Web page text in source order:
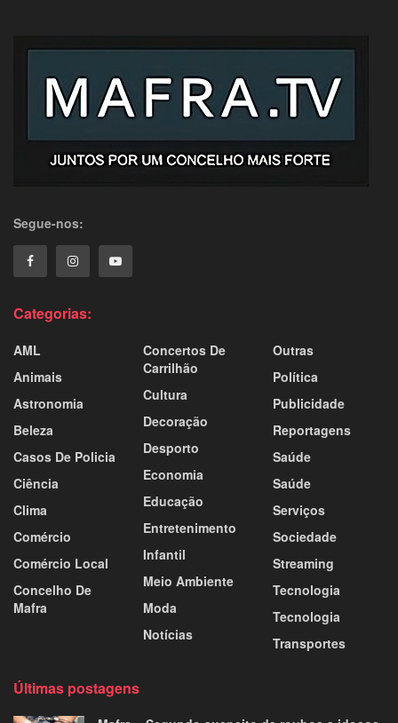
Segue-nos:
Categorias:
AML
Animais
Astronomia
Beleza
Casos De Policia
Ciência
Clima
Comércio
Comércio Local
Concelho De
Mafra
Concertos De
Carrilhão
Cultura
Decoração
Desporto
Economia
Educação
Entretenimento
Infantil
Meio Ambiente
Moda
Notícias
Outras
Política
Publicidade
Reportagens
Saúde
Saúde
Serviços
Sociedade
Streaming
Tecnologia
Tecnologia
Transportes
Últimas postagens